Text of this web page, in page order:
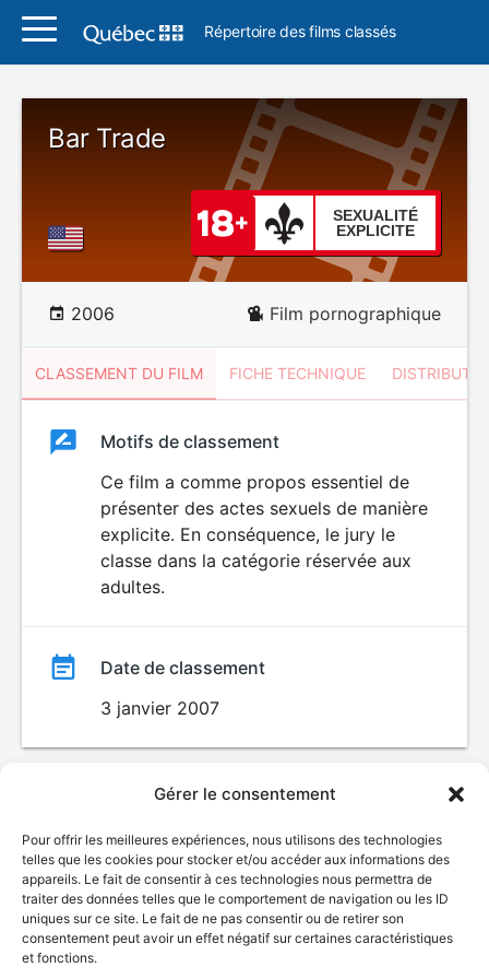
Gérer le consentement
Pour offrir les meilleures expériences, nous utilisons des technologies
telles que les cookies pour stocker et/ou accéder aux informations des
appareils. Le fait de consentir à ces technologies nous permettra de
traiter des données telles que le comportement de navigation ou les ID
uniques sur ce site. Le fait de ne pas consentir ou de retirer son
consentement peut avoir un effet négatif sur certaines caractéristiques
et fonctions.
Répertoire des films classés
Bar Trade
SEXUALITÉ
EXPLICITE
2006 Film pornographique
CLASSEMENT DU FILM FICHE TECHNIQUE
ClassementClassement
SEXUALITÉ
EXPLICITE
Motifs de classement
Ce film a comme propos essentiel de
présenter des actes sexuels de manière
explicite. En conséquence, le jury le
classe dans la catégorie réservée aux
adultes.
Date de classement
3 janvier 2007